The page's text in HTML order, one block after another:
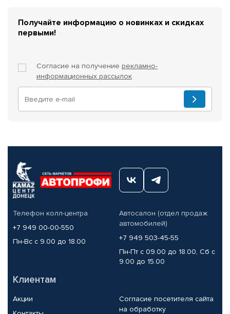
Получайте информацию о новинках и скидках
первыми!
Согласие на получение рекламно-
информационных рассылок
Телефон колл-центра
+7 949 00-00-550
Пн-Вс с 9.00 до 18.00
Автосалон (отдел продаж
автомобилей)
+7 949 503-45-55
Пн-Пт с 09.00 до 18.00, Сб с
9.00 до 15.00
Клиентам
Акции
Согласие посетителя сайта
на обработку